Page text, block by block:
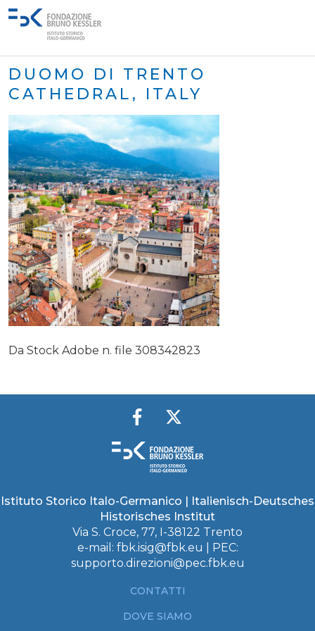
DUOMO DI TRENTO
CATHEDRAL, ITALY
Da Stock Adobe n. file 308342823
Istituto Storico Italo-Germanico | Italienisch-Deutsches
Historisches Institut
Via S. Croce, 77, I-38122 Trento
e-mail: fbk.isig@fbk.eu | PEC:
supporto.direzioni@pec.fbk.eu
CONTATTI
DOVE SIAMO